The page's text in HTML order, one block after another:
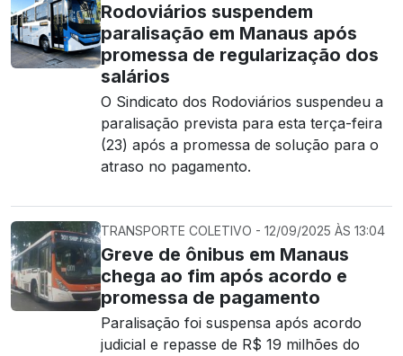
Rodoviários suspendem
paralisação em Manaus após
promessa de regularização dos
salários
O Sindicato dos Rodoviários suspendeu a
paralisação prevista para esta terça-feira
(23) após a promessa de solução para o
atraso no pagamento.
TRANSPORTE COLETIVO - 12/09/2025 ÀS 13:04
Greve de ônibus em Manaus
chega ao fim após acordo e
promessa de pagamento
Paralisação foi suspensa após acordo
judicial e repasse de R$ 19 milhões do